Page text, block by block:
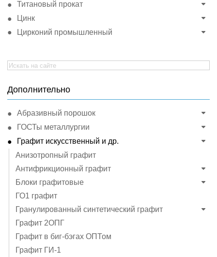
Титановый прокат
Цинк
Цирконий промышленный
Search
for:
Дополнительно
Абразивный порошок
ГОСТы металлургии
Графит искусственный и др.
Анизотропный графит
Антифрикционный графит
Блоки графитовые
ГО1 графит
Гранулированный синтетический графит
Графит 2ОПГ
Графит в биг-бэгах ОПТом
Графит ГИ-1